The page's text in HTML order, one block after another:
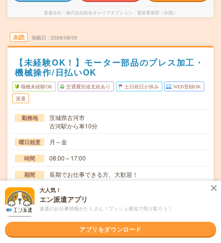
派遣会社 株式会社綜合キャリアオプション 製造事業部（全国）
未読 掲載日 2026/08/05
【未経験OK！】モーター部品のプレス加工・
機械操作/日払いOK
職種未経験OK 交通費別途支給あり 土日祝日が休み WEB登録OK
派遣
勤務地
茨城県古河市
古河駅から車10分
曜日頻度 月～金
時間 08:00～17:00
期間 長期でお仕事できる方、大歓迎！
時給 時給1320円
交通費
モーター部品の製造機械オペレーター(プレス機)、その他
付随業務。【取扱製品情報】モーターに使用される…
大人気！
エン派遣アプリ
派遣のお仕事情報がたくさん！プッシュ通知で受け取ろう！
アプリをダウンロード